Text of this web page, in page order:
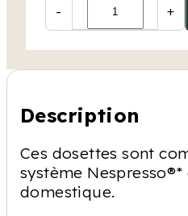
- +
Description
Ces dosettes sont
système
domestique.